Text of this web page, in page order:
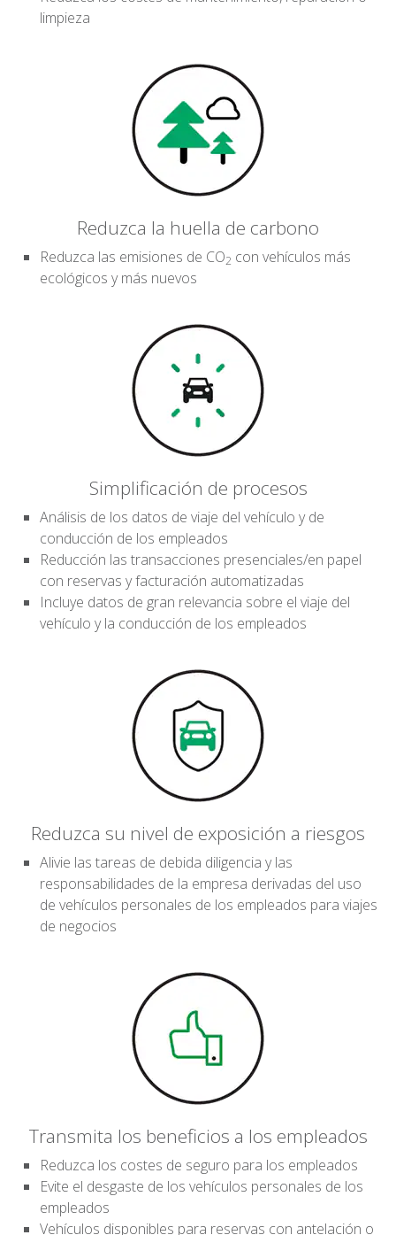
limpieza
Reduzca la huella de carbono
Reduzca las emisiones de CO2 con vehículos más
ecológicos y más nuevos
Simplificación de procesos
Análisis de los datos de viaje del vehículo y de
conducción de los empleados
Reducción las transacciones presenciales/en papel
con reservas y facturación automatizadas
Incluye datos de gran relevancia sobre el viaje del
vehículo y la conducción de los empleados
Reduzca su nivel de exposición a riesgos
Alivie las tareas de debida diligencia y las
responsabilidades de la empresa derivadas del uso
de vehículos personales de los empleados para viajes
de negocios
Transmita los beneficios a los empleados
Reduzca los costes de seguro para los empleados
Evite el desgaste de los vehículos personales de los
empleados
Vehículos disponibles para reservas con antelación o